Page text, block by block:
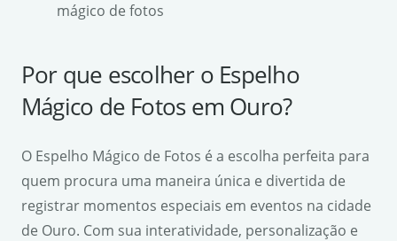
mágico de fotos
Por que escolher o Espelho
Mágico de Fotos em Ouro?
O Espelho Mágico de Fotos é a escolha perfeita para
quem procura uma maneira única e divertida de
registrar momentos especiais em eventos na cidade
de Ouro. Com sua interatividade, personalização e